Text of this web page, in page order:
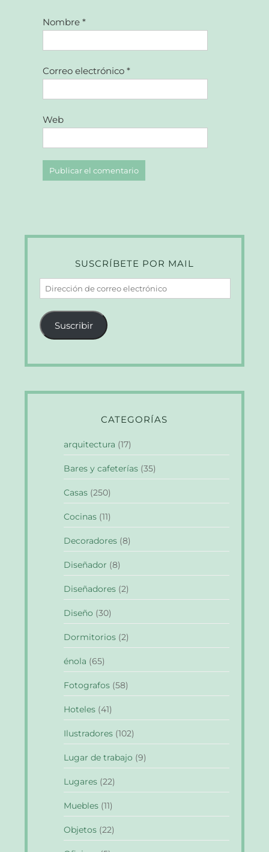
Nombre*
Correo electrónico*
Web
SUSCRÍBETE POR MAIL
Dirección
de
correo
electrónico
Suscribir
CATEGORÍAS
arquitectura (17)
Bares y cafeterías (35)
Casas (250)
Cocinas (11)
Decoradores (8)
Diseñador (8)
Diseñadores (2)
Diseño (30)
Dormitorios (2)
énola (65)
Fotografos (58)
Hoteles (41)
Ilustradores (102)
Lugar de trabajo (9)
Lugares (22)
Muebles (11)
Objetos (22)